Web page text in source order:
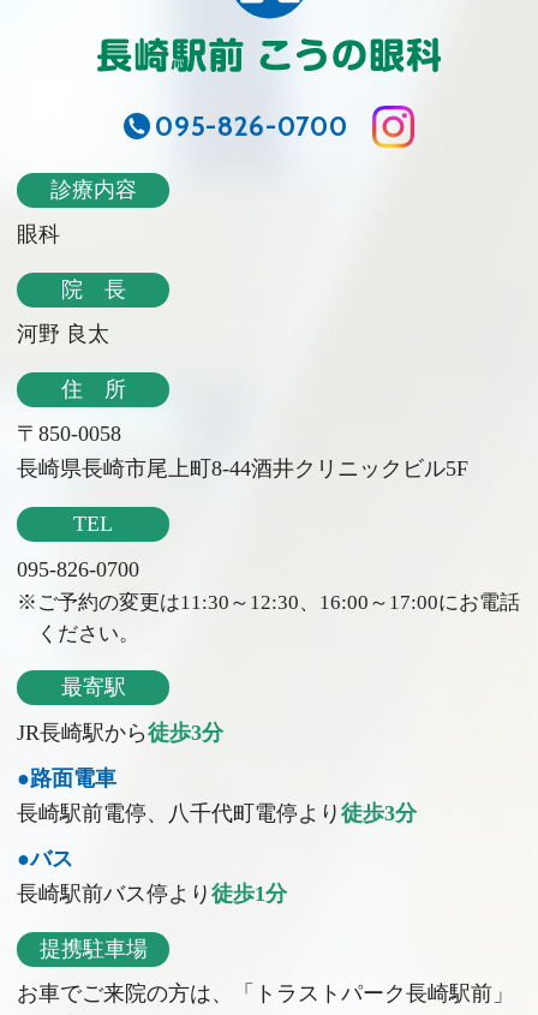
095-826-0700
診療内容
眼科
院 長
河野 良太
住 所
〒850-0058
長崎県長崎市尾上町8-44酒井クリニックビル5F
TEL
095-826-0700
※ご予約の変更は11:30～12:30、16:00～17:00にお電話
ください。
最寄駅
JR長崎駅から徒歩3分
●路面電車
長崎駅前電停、八千代町電停より 徒歩3分
●バス
長崎駅前バス停より 徒歩1分
提携駐車場
お車でご来院の方は、「トラストパーク長崎駅前」